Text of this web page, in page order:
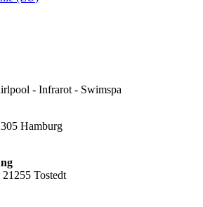
- Infrarot - Swimspa
Hamburg
Tostedt